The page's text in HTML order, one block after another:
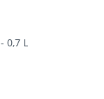
0,7 L